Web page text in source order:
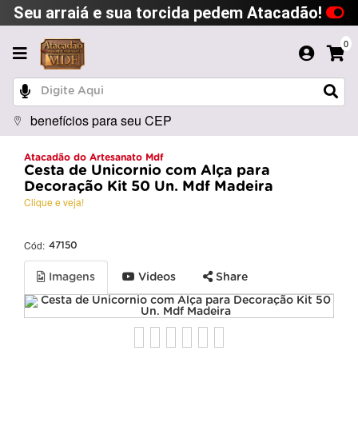
Seu arraiá e sua torcida pedem Atacadão!
0
benefícios para seu CEP
Atacadão do Artesanato Mdf
Cesta de Unicornio com Alça para
Decoração Kit 50 Un. Mdf Madeira
Clique e veja!
Cód: 47150
Imagens Videos Share